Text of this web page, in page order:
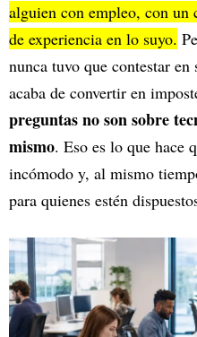
alguien con empleo, con un
de experiencia en lo suyo.
nunca tuvo que contestar
acaba de convertir en
preguntas no son sobre
mismo. Eso es lo que hace
incómodo y, al mismo
para quienes estén